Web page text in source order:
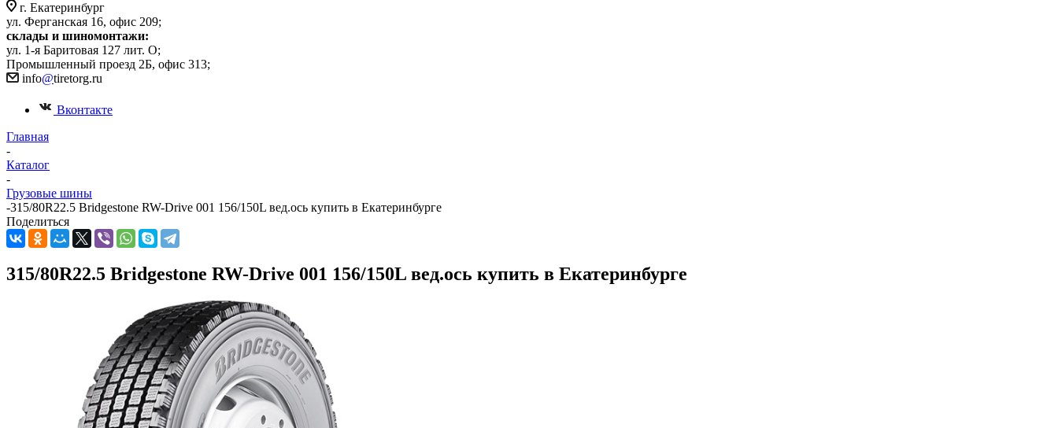
г. Екатеринбург
ул. Ферганская 16, офис 209;
склады и шиномонтажи:
ул. 1-я Баритовая 127 лит. О;
Промышленный проезд 2Б, офис 313;
info@tiretorg.ru
Вконтакте
Главная
-
Каталог
-
Грузовые шины
-315/80R22.5 Bridgestone RW-Drive 001 156/150L вед.ось купить в Екатеринбурге
Поделиться
315/80R22.5 Bridgestone RW-Drive 001 156/150L вед.ось купить в Екатеринбурге